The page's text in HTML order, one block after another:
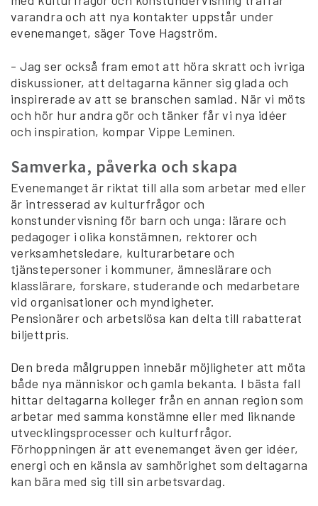
varandra och att nya kontakter uppstår under
evenemanget, säger Tove Hagström.
- Jag ser också fram emot att höra skratt och ivriga
diskussioner, att deltagarna känner sig glada och
inspirerade av att se branschen samlad. När vi möts
och hör hur andra gör och tänker får vi nya idéer
och inspiration, kompar Vippe Leminen.
Samverka, påverka och skapa
Evenemanget är riktat till alla som arbetar med eller
är intresserad av kulturfrågor och
konstundervisning för barn och unga: lärare och
pedagoger i olika konstämnen, rektorer och
verksamhetsledare, kulturarbetare och
tjänstepersoner i kommuner, ämneslärare och
klasslärare, forskare, studerande och medarbetare
vid organisationer och myndigheter.
Pensionärer och arbetslösa kan delta till rabatterat
biljettpris.
Den breda målgruppen innebär möjligheter att möta
både nya människor och gamla bekanta. I bästa fall
hittar deltagarna kolleger från en annan region som
arbetar med samma konstämne eller med liknande
utvecklingsprocesser och kulturfrågor.
Förhoppningen är att evenemanget även ger idéer,
energi och en känsla av samhörighet som deltagarna
kan bära med sig till sin arbetsvardag.